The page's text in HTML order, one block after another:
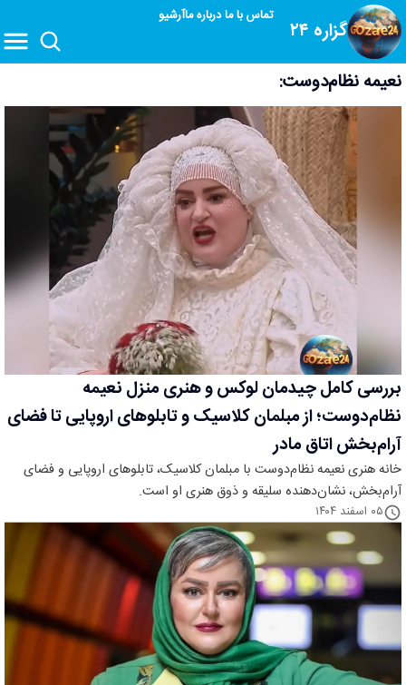
گزاره ۲۴
تماس با مادرباره ماآرشیو
نعیمه نظام‌دوست:
بررسی کامل چیدمان لوکس و هنری منزل نعیمه
نظام‌دوست؛ از مبلمان کلاسیک و تابلوهای اروپایی تا فضای
آرام‌بخش اتاق مادر
خانه هنری نعیمه نظام‌دوست با مبلمان کلاسیک، تابلوهای اروپایی و فضای
آرام‌بخش، نشان‌دهنده سلیقه و ذوق هنری او است.
۰۵ اسفند ۱۴۰۴